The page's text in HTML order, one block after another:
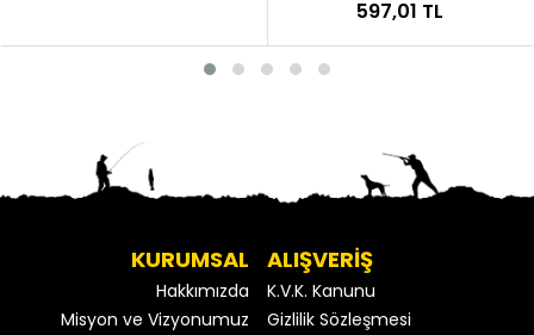
597,01 TL
KURUMSAL
Hakkımızda
Misyon ve Vizyonumuz
ALIŞVERİŞ
K.V.K. Kanunu
Gizlilik Sözleşmesi